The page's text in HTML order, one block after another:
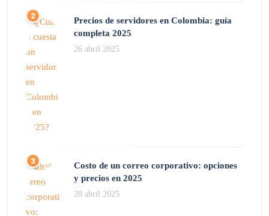
Precios de servidores en Colombia: guía
completa 2025
26 abril 2025
Costo de un correo corporativo: opciones
y precios en 2025
28 abril 2025